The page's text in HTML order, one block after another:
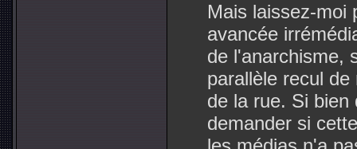
Mais laissez-moi
avancée
de l'anarchisme,
parallèle recul
de la rue. Si bien
demander si